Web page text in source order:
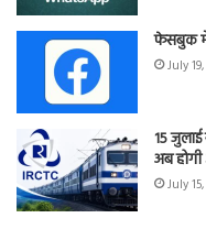
फेसबुक में
July
15
अब
July